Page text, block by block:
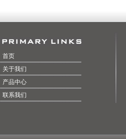
首页
关于我们
产品中心
联系我们